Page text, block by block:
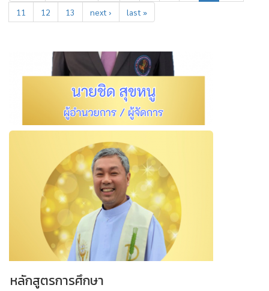
11
12 13 next › last »
หลักสูตรการศึกษา